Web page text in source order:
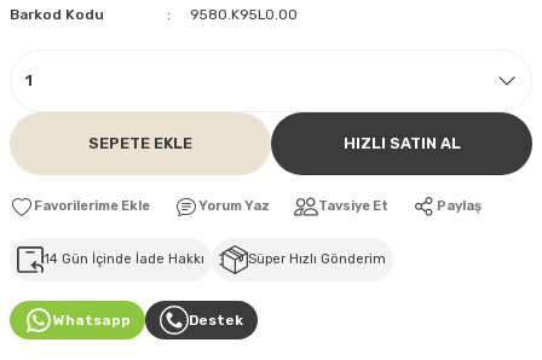
Barkod Kodu
9580.K95L0.00
SEPETE EKLE HIZLI SATIN AL
Yorum Yaz Tavsiye Et Paylaş
14 Gün İçinde İade Hakkı Süper Hızlı Gönderim
Whatsapp Destek